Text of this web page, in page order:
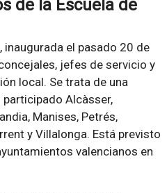
de la Escuela de
inaugurada el pasado 20 de
jefes de servicio y
local. Se trata de una
participado Alcàsser,
Manises, Petrés,
y Villalonga. Está previsto
valencianos en